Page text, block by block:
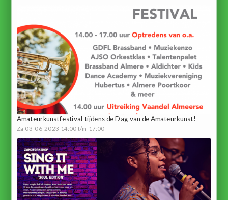
Amateurkunstfestival tijdens de Dag van de Amateurkunst!
Za 03-06-2023 14:00 t/m 17:00